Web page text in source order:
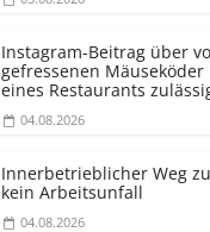
Instagram-Beitrag über
gefressenen Mäuseköder
eines Restaurants
04.08.2026
Innerbetrieblicher Weg
kein Arbeitsunfall
04.08.2026